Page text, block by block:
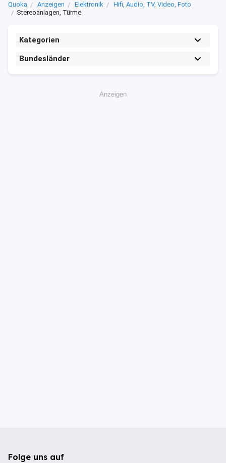
Quoka Anzeigen Elektronik
Hifi, Audio, TV, Video, Foto
Stereoanlagen, Türme
Kategorien
Bundesländer
Anzeigen
Folge uns auf